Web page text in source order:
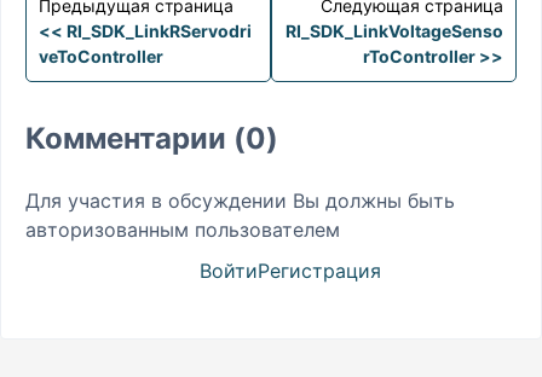
Предыдущая страница
<< RI_SDK_LinkRServodri
veToController
Следующая страница
RI_SDK_LinkVoltageSenso
rToController >>
Комментарии (0)
Для участия в обсуждении Вы должны быть
авторизованным пользователем
ВойтиРегистрация